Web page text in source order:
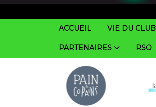
ACCUEIL VIE DU CLUB
PARTENAIRES RSO